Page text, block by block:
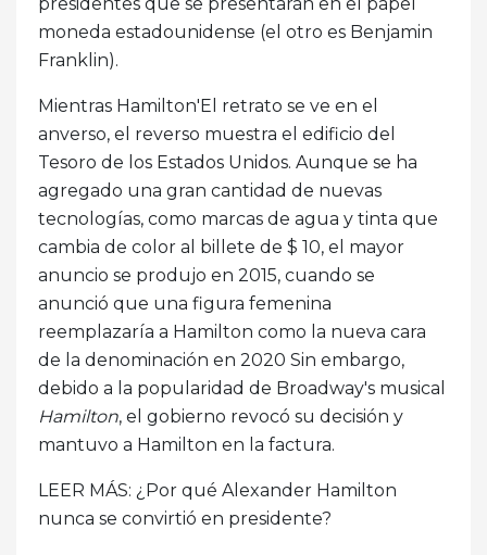
presidentes que se presentarán en el papel
moneda estadounidense (el otro es Benjamin
Franklin).
Mientras Hamilton'El retrato se ve en el
anverso, el reverso muestra el edificio del
Tesoro de los Estados Unidos. Aunque se ha
agregado una gran cantidad de nuevas
tecnologías, como marcas de agua y tinta que
cambia de color al billete de $ 10, el mayor
anuncio se produjo en 2015, cuando se
anunció que una figura femenina
reemplazaría a Hamilton como la nueva cara
de la denominación en 2020 Sin embargo,
debido a la popularidad de Broadway's musical
Hamilton, el gobierno revocó su decisión y
mantuvo a Hamilton en la factura.
LEER MÁS: ¿Por qué Alexander Hamilton
nunca se convirtió en presidente?